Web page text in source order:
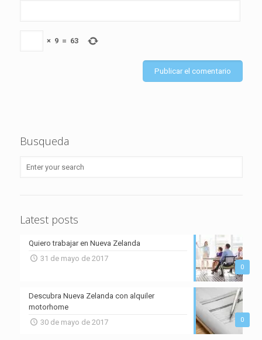
× 9 = 63
Busqueda
Latest posts
0
Quiero trabajar en Nueva Zelanda
31 de mayo de 2017
0
Descubra Nueva Zelanda con alquiler
motorhome
30 de mayo de 2017